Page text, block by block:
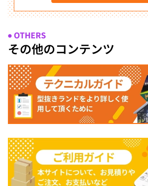
● OTHERS
その他のコンテンツ